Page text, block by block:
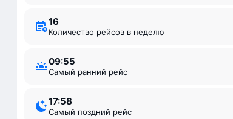
16
Количество рейсов в неделю
09:55
Самый ранний рейс
17:58
Самый поздний рейс